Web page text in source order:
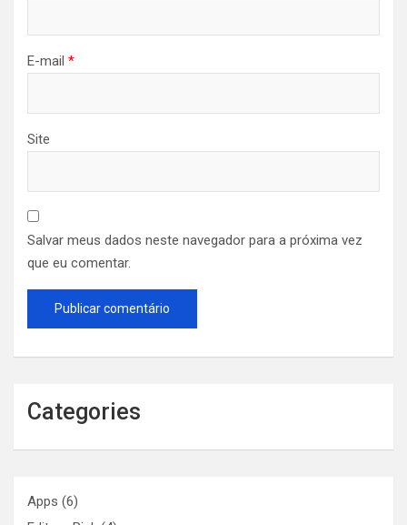
E-mail *
Site
Salvar meus dados neste navegador para a próxima vez
que eu comentar.
Categories
Apps (6)